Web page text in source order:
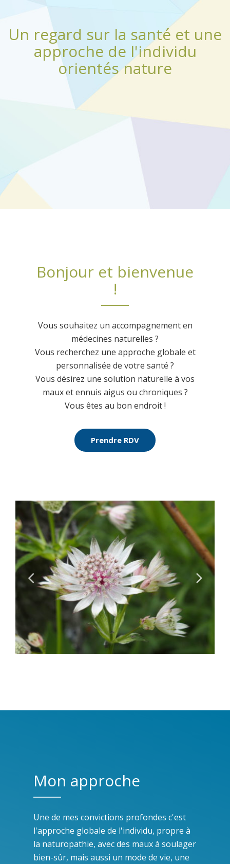
Un regard sur la santé et une
approche de l'individu
orientés nature
Bonjour et bienvenue
!
Vous souhaitez un accompagnement en
médecines naturelles ?
Vous recherchez une approche globale et
personnalisée de votre santé ?
Vous désirez une solution naturelle à vos
maux et ennuis aigus ou chroniques ?
Vous êtes au bon endroit !
Prendre RDV
Mon approche
Une de mes convictions profondes c'est
l'approche globale de l'individu, propre à
la naturopathie, avec des maux à soulager
bien-sûr, mais aussi un mode de vie, une